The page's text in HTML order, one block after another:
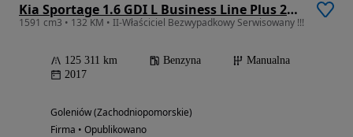
Kia Sportage 1.6 GDI L Business Line Plus 2WD
1591 cm3 • 132 KM • II-Właściciel Bezwypadkowy Serwisowany !!!
125 311 km Benzyna
Manualna
2017
Goleniów (Zachodniopomorskie)
Firma • Opublikowano